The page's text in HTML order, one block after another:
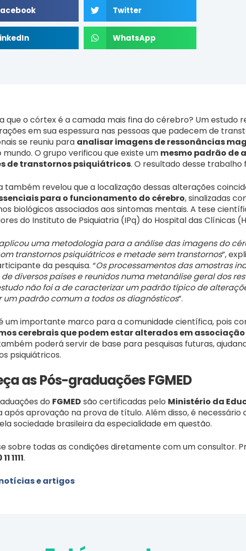
Twitter
WhatsApp
que o córtex é a camada mais fina do cérebro? Um
em sua espessura nas pessoas que padecem de
se reuniu para analisar imagens de ressonâncias
O grupo verificou que existe um mesmo padrão de
de transtornos psiquiátricos. O resultado desse trabalho
também revelou que a localização dessas alterações
para o funcionamento do cérebro, sinalizadas
biológicos associados aos sintomas mentais. A tese
do Instituto de Psiquiatria (IPq) do Hospital das Clínicas
uma metodologia para a análise das imagens do
transtornos psiquiátricos e metade sem transtornos”,
da pesquisa. “Os processamentos das amostras
diversos países e reunidos numa metanálise geral dos
não foi a de caracterizar um padrão típico de
um padrão comum a todos os diagnósticos”.
um importante marco para a comunidade científica, pois
cerebrais que podem estar alterados em
poderá servir de base para pesquisas futuras,
psiquiátricos.
as Pós-graduações FGMED
do FGMED são certificadas pelo Ministério da
após aprovação na prova de título. Além disso, é
sociedade brasileira da especialidade em questão.
sobre todas as condições diretamente com um consultor.
1111.
e artigos